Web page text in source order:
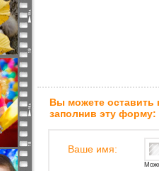
Вы можете оставить
заполнив эту форму:
Ваше имя: